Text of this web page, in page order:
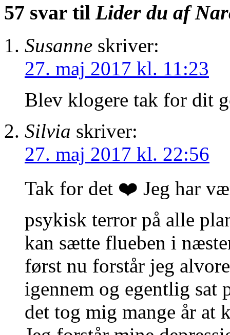
57 svar til Lider du af
Susanne skriver:
27. maj 2017 kl. 11:23
Blev klogere tak for dit
Silvia skriver:
27. maj 2017 kl. 22:56
Tak for det ❤️ Jeg har
psykisk terror på alle
kan sætte flueben i
først nu forstår jeg
igennem og egentlig sat
det tog mig mange år at